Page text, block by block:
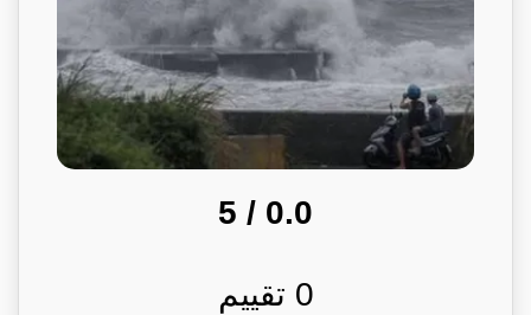
0.0
/ 5
0 تقييم